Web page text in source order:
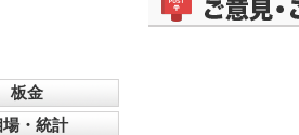
板金
場・統計